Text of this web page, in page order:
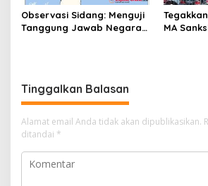
Observasi Sidang: Menguji
Tanggung Jawab Negara
MA
Tinggalkan Balasan
Alamat email Anda tidak akan dipublikasikan.
ditandai *